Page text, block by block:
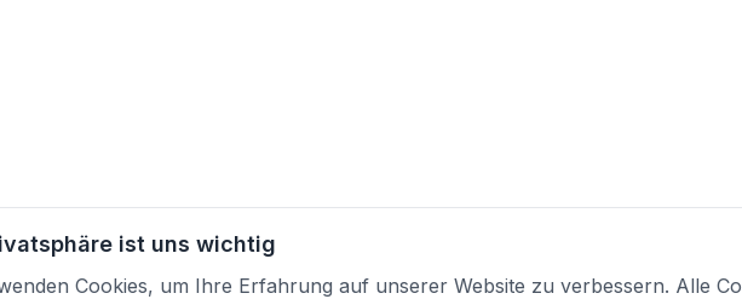
ist uns wichtig
Cookies, um Ihre Erfahrung auf unserer Website zu verbessern. Alle